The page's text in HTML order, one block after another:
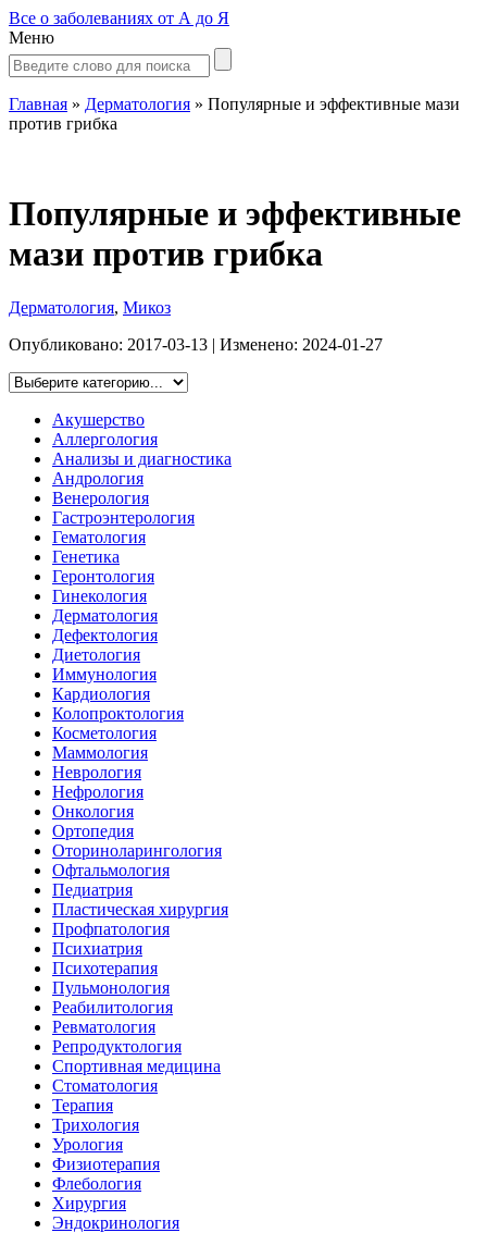
Все о заболеваниях от А до Я
Меню
Главная » Дерматология » Популярные и эффективные мази
против грибка
Популярные и эффективные
мази против грибка
Дерматология, Микоз
Опубликовано: 2017-03-13 | Изменено: 2024-01-27
Акушерство
Аллергология
Анализы и диагностика
Андрология
Венерология
Гастроэнтерология
Гематология
Генетика
Геронтология
Гинекология
Дерматология
Дефектология
Диетология
Иммунология
Кардиология
Колопроктология
Косметология
Маммология
Неврология
Нефрология
Онкология
Ортопедия
Оториноларингология
Офтальмология
Педиатрия
Пластическая хирургия
Профпатология
Психиатрия
Психотерапия
Пульмонология
Реабилитология
Ревматология
Репродуктология
Спортивная медицина
Стоматология
Терапия
Трихология
Урология
Физиотерапия
Флебология
Хирургия
Эндокринология